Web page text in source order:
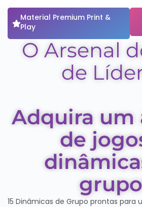
Material Premium Print &
Play
O Arsenal
de
Adquira um
de
15 Dinâmicas de Grupo prontas para